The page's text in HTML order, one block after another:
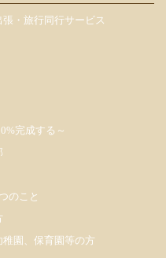
・旅行同行サービス
完成する～
のこと
園、保育園等の方